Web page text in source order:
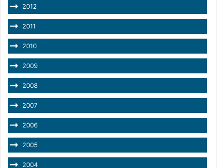
2012
2011
2010
2009
2008
2007
2006
2005
2004